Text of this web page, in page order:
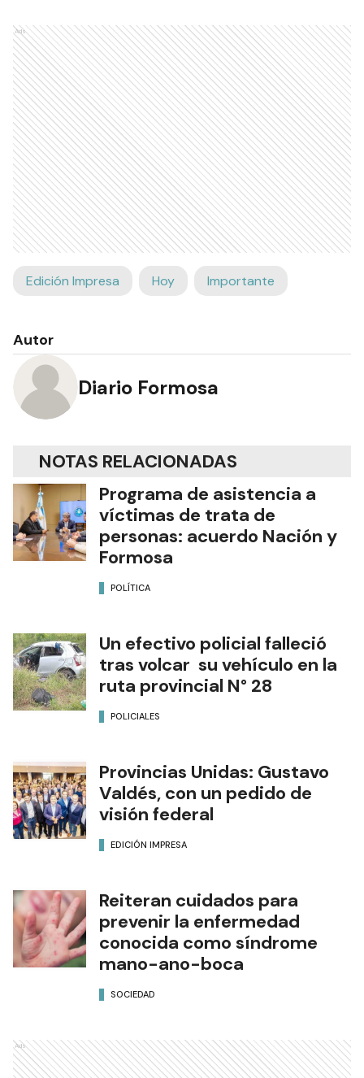
Ads
Edición Impresa Hoy Importante
Autor
Diario Formosa
NOTAS RELACIONADAS
Programa de asistencia a
víctimas de trata de
personas: acuerdo Nación y
Formosa
POLÍTICA
Un efectivo policial falleció
tras volcar su vehículo en la
ruta provincial N° 28
POLICIALES
Provincias Unidas: Gustavo
Valdés, con un pedido de
visión federal
EDICIÓN IMPRESA
Reiteran cuidados para
prevenir la enfermedad
conocida como síndrome
mano-ano-boca
SOCIEDAD
Ads